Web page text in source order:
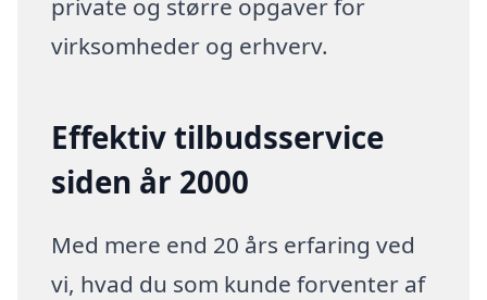
private og større opgaver for
virksomheder og erhverv.
Effektiv tilbudsservice
siden år 2000
Med mere end 20 års erfaring ved
vi, hvad du som kunde forventer af